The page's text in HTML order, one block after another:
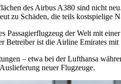
des Airbus A380 sind nicht
zu Schäden, die teils kostspielige
Passagierflugzeug der Welt mit
Betreiber ist die Airline Emirates mit
– etwa bei der Lufthansa
neuer Flugzeuge.